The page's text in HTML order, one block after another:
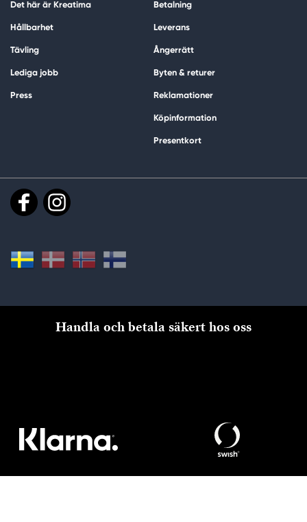
Det här är Kreatima
Hållbarhet
Tävling
Lediga jobb
Press
Betalning
Leverans
Ångerrätt
Byten & returer
Reklamationer
Köpinformation
Presentkort
Handla och betala säkert hos oss